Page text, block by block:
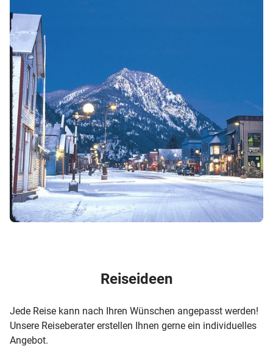
Reiseideen
Jede Reise kann nach Ihren Wünschen angepasst werden!
Unsere Reiseberater erstellen Ihnen gerne ein individuelles
Angebot.